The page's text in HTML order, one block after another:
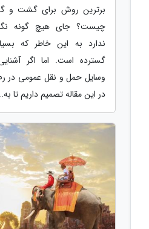
برترین روش برای گشت و
چیست؟ جای هیچ گونه
ندارد به این خاطر که
گسترده است. اما اگر
وسایل حمل و نقل عمومی در رم
در این مقاله تصمیم داریم تا